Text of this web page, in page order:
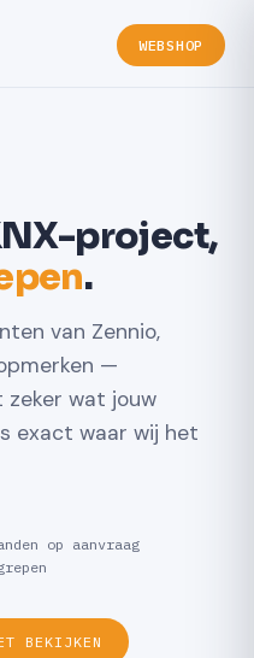
WEBSHOP
project,
.
van Zennio,
—
zeker wat jouw
exact waar wij het
op aanvraag
BEKIJKEN